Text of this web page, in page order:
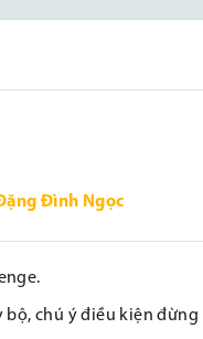
Đình Ngọc
chú ý điều kiện